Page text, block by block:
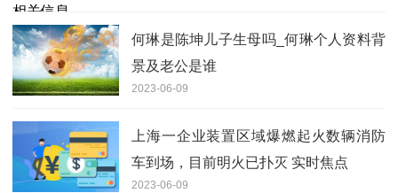
何琳是陈坤儿子生母吗_何琳个人资料背
景及老公是谁
2023-06-09
上海一企业装置区域爆燃起火数辆消防
车到场，目前明火已扑灭 实时焦点
2023-06-09